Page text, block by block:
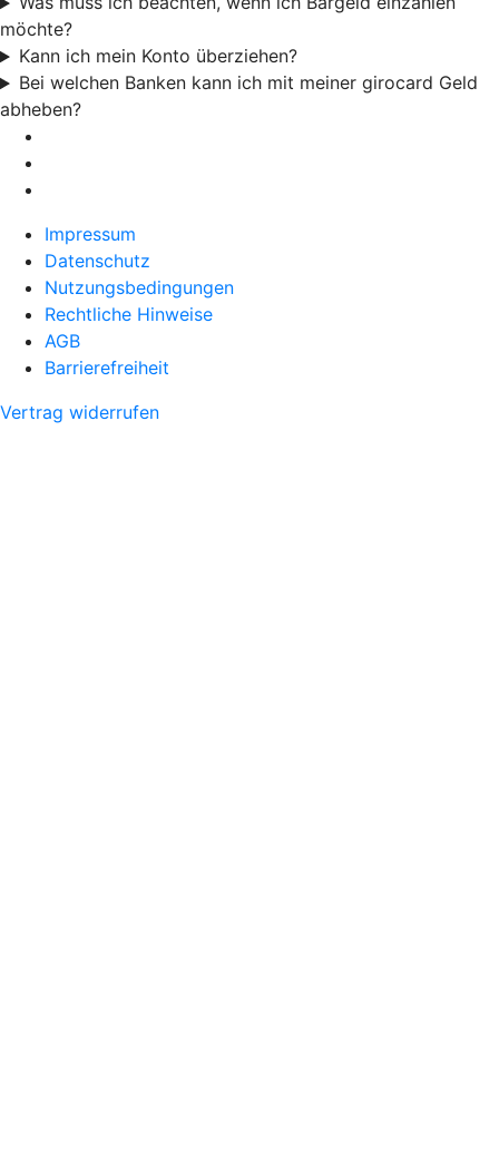
möchte?
Kann ich mein Konto überziehen?
Bei welchen Banken kann ich mit meiner girocard Geld
abheben?
Impressum
Datenschutz
Nutzungsbedingungen
Rechtliche Hinweise
AGB
Barrierefreiheit
Vertrag widerrufen